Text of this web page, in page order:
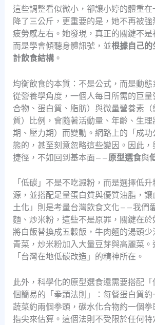
這些調整看似微小，卻讓小婷的體重
降了三公斤，更重要的是，她不再被
疲勞感左右。她發現，真正的關鍵不是
而是學會傾聽身體訊號，並根據自己的
計飲食結構。
均衡飲食的本質：不是公式，而是動態
從營養學角度，一個人每日所需的巨
合物、蛋白質、脂肪）與微量營養素
質）比例，會隨著活動量、年齡、生
期、壓力期）而變動。網路上的「成
態的，甚至刻意忽略這些變因。因此
捷徑，不如回到基本面——原型選食與
「低碳」不是不吃澱粉，而是選擇低
源，並搭配足量蛋白質與優質油脂，
土化」則是考量台灣飲食文化——我們
麵、炒米粉，這些不是原罪，關鍵在
將白飯替換成五穀飯，牛肉麵的湯頭
青菜，炒米粉加入大量豆芽與高麗菜。
「台灣在地低碳改造」的精神所在。
此外，科學化的原型選食還需要搭配
個簡易的「拳頭法則」：每餐蛋白質約
蔬菜約兩個拳頭，碳水化合物約一個
指尖來估算。這個法則不受限於任何特